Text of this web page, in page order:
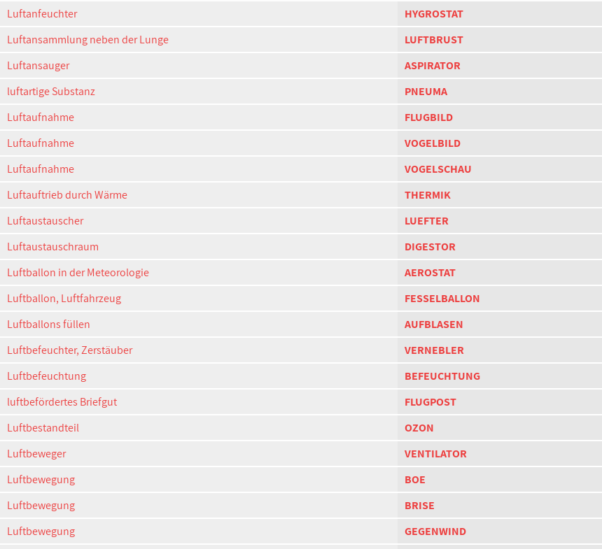
Luftanfeuchter
HYGROSTAT
Luftansammlung neben der Lunge
LUFTBRUST
Luftansauger
ASPIRATOR
luftartige Substanz
PNEUMA
Luftaufnahme
FLUGBILD
Luftaufnahme
VOGELBILD
Luftaufnahme
VOGELSCHAU
Luftauftrieb durch Wärme
THERMIK
Luftaustauscher
LUEFTER
Luftaustauschraum
DIGESTOR
Luftballon in der Meteorologie
AEROSTAT
Luftballon, Luftfahrzeug
FESSELBALLON
Luftballons füllen
AUFBLASEN
Luftbefeuchter, Zerstäuber
VERNEBLER
Luftbefeuchtung
BEFEUCHTUNG
luftbefördertes Briefgut
FLUGPOST
Luftbestandteil
OZON
Luftbeweger
VENTILATOR
Luftbewegung
BOE
Luftbewegung
BRISE
Luftbewegung
GEGENWIND